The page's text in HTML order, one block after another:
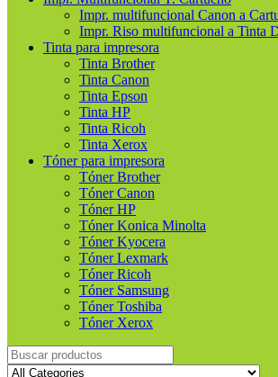
Impr. multifuncional Canon a
Impr. Riso multifuncional a Tinta
Tinta para impresora
Tinta Brother
Tinta Canon
Tinta Epson
Tinta HP
Tinta Ricoh
Tinta Xerox
Tóner para impresora
Tóner Brother
Tóner Canon
Tóner HP
Tóner Konica Minolta
Tóner Kyocera
Tóner Lexmark
Tóner Ricoh
Tóner Samsung
Tóner Toshiba
Tóner Xerox
Buscar
productos